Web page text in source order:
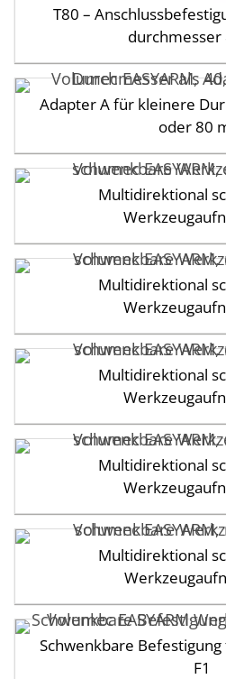
T80 –
durchmesser
Adapter A für kleinere
oder 80
Multidirektional
Multidirektional
Multidirektional
Multidirektional
Multidirektional
Schwenkbare
F1